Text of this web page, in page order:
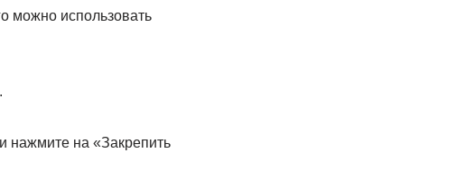
можно использовать
нажмите на «Закрепить